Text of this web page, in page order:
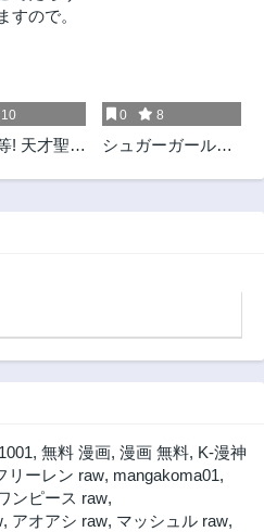
10
! 天才聖女
。
0 8
シュガーガール・
, 無料 漫画, 漫画 無料, K-漫神
リーレン raw, mangakoma01,
ンピース raw,
, アオアシ raw, マッシュル raw,